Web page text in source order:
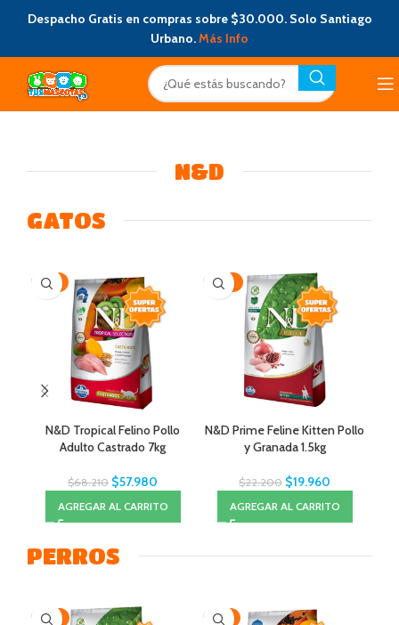
Despacho Gratis en compras sobre $30.000. Solo Santiago
Urbano.Más Info
N&D
GATOS
-15%
N&D Tropical Felino Pollo
Adulto Castrado 7kg
$68.210 $57.980
AGREGAR AL CARRITO
-10%
N&D Prime Feline Kitten Pollo
y Granada 1.5kg
$22.200 $19.960
AGREGAR AL CARRITO
PERROS
-19% -15%